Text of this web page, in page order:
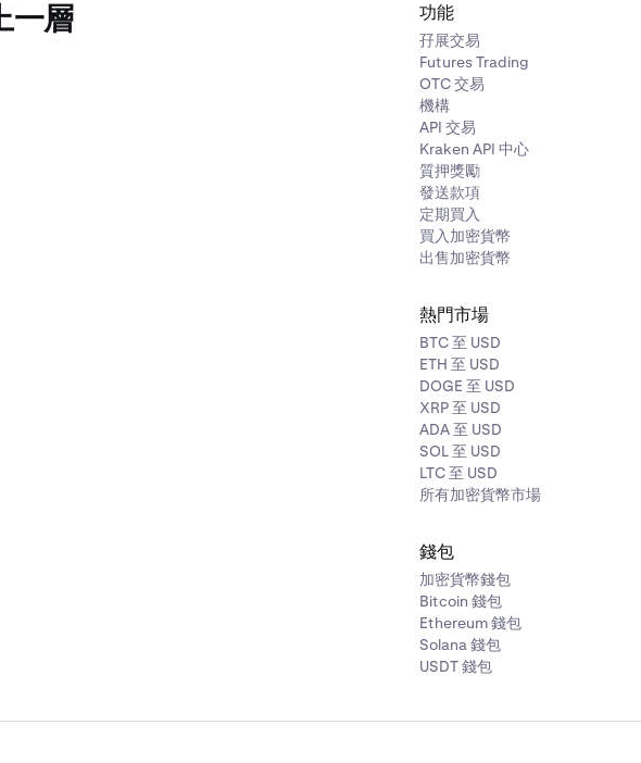
以獲得最佳體驗）(Google Play)。
下載適用於 iOS 14 及以上版本的 Kraken Wallet(Apple App Store)。
需要 Kraken 帳戶。有關入門指南，請
點擊
一層
功能
孖展交易
Futures Trading
OTC 交易
機構
API 交易
Kraken API 中心
質押獎勵
發送款項
定期買入
買入加密貨幣
出售加密貨幣
熱門市場
BTC 至 USD
ETH 至 USD
DOGE 至 USD
XRP 至 USD
ADA 至 USD
SOL 至 USD
LTC 至 USD
所有加密貨幣市場
錢包
加密貨幣錢包
Bitcoin 錢包
Ethereum 錢包
Solana 錢包
USDT 錢包